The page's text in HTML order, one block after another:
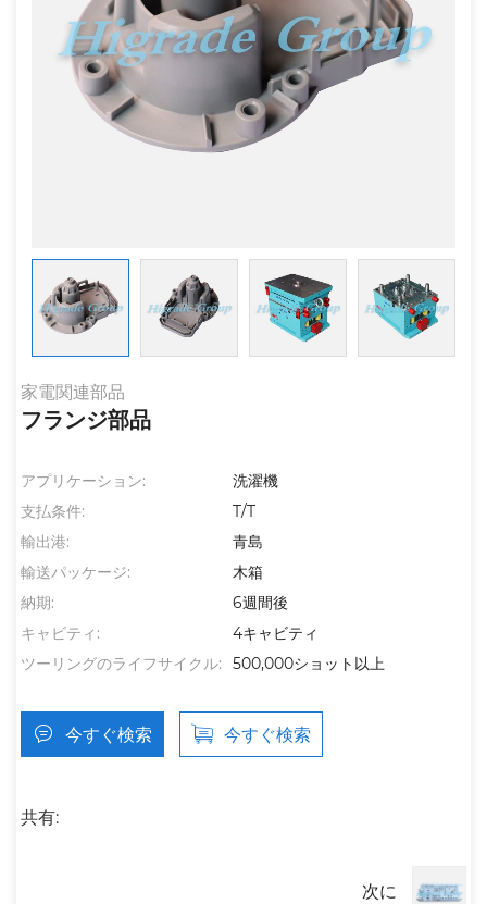
家電関連部品
フランジ部品
アプリケーション:
洗濯機
支払条件:
T/T
輸出港:
青島
輸送パッケージ:
木箱
納期:
6週間後
キャビティ:
4キャビティ
ツーリングのライフサイクル: 500,000ショット以上
今すぐ検索 今すぐ検索
共有:
次に